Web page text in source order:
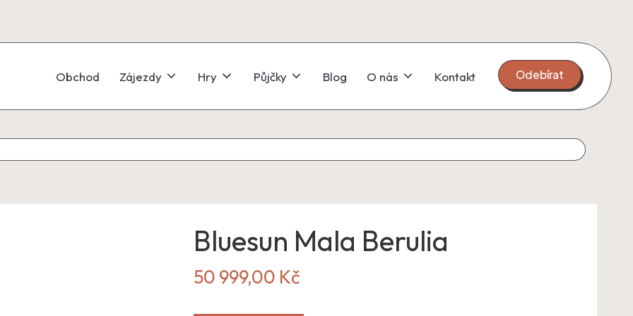
Obchod Zájezdy Hry Půjčky Blog O nás Kontakt Odebírat
Bluesun Mala Berulia
50 999,00 Kč